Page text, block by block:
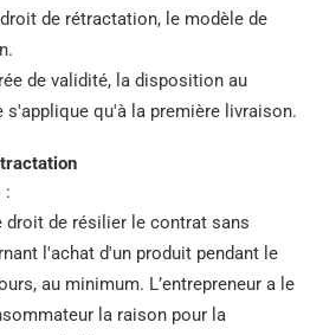
de rétractation, le modèle de
de validité, la disposition au
s'applique qu'à la première livraison.
:
droit de résilier le contrat sans
l'achat d'un produit pendant le
au minimum. L’entrepreneur a le
la raison pour la